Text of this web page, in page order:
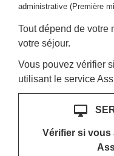
administrative (Première
Tout dépend de votre
votre séjour.
Vous pouvez vérifier
utilisant le service
desktop_mac
Vérifier si vous